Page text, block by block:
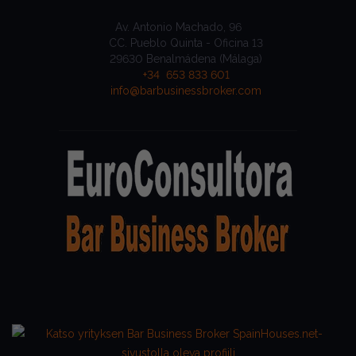
Av. Antonio Machado, 96
CC. Pueblo Quinta - Oficina 13
29630 Benalmádena (Málaga)
+34 653 833 601
info@barbusinessbroker.com